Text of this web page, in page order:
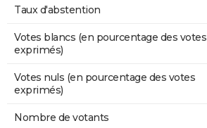
Taux d'abstention
Votes blancs (en pourcentage des votes
exprimés)
Votes nuls (en pourcentage des votes
exprimés)
Nombre de votants